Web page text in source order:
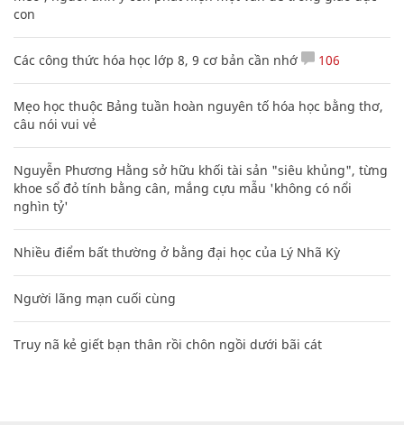
con
Các công thức hóa học lớp 8, 9 cơ bản cần nhớ 106
Mẹo học thuộc Bảng tuần hoàn nguyên tố hóa học bằng thơ,
câu nói vui vẻ
Nguyễn Phương Hằng sở hữu khối tài sản "siêu khủng", từng
khoe sổ đỏ tính bằng cân, mắng cựu mẫu 'không có nổi
nghìn tỷ'
Nhiều điểm bất thường ở bằng đại học của Lý Nhã Kỳ
Người lãng mạn cuối cùng
Truy nã kẻ giết bạn thân rồi chôn ngồi dưới bãi cát